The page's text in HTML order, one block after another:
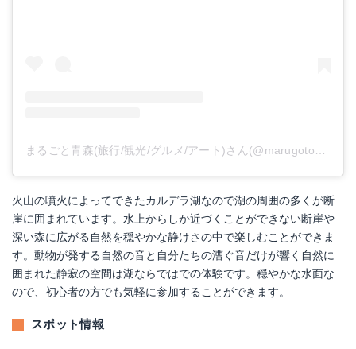
まるごと青森(旅行/観光/グルメ/アート)さん(@marugotoaomori)がシェアした投稿
火山の噴火によってできたカルデラ湖なので湖の周囲の多くが断
崖に囲まれています。水上からしか近づくことができない断崖や
深い森に広がる自然を穏やかな静けさの中で楽しむことができま
す。動物が発する自然の音と自分たちの漕ぐ音だけが響く自然に
囲まれた静寂の空間は湖ならではでの体験です。穏やかな水面な
ので、初心者の方でも気軽に参加することができます。
スポット情報